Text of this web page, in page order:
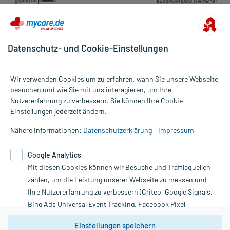
Alle Preise gelten inkl. MwSt., ggf. zzgl. Versandkosten
Informationen auf dieser Website werden ausschließlich für
die Untersuchung und Behandlung durch einen Arzt. Bitte
Therapien eingeleitet werden können. | Diese Webseite benutzt
Google Analytics. Lesen Sie bitte dazu die wichtigen Hinweise in
unserer Datenschutzerklärung. Für den Widerruf einer Bestellung
nutzen Sie das Formular:
Vertrag widerrufen
Datenschutz- und Cookie-Einstellungen
Wir verwenden Cookies um zu erfahren, wann Sie unsere Webseite
besuchen und wie Sie mit uns interagieren, um Ihre
Nutzererfahrung zu verbessern. Sie können Ihre Cookie-
Einstellungen jederzeit ändern.
Nähere Informationen: Datenschutzerklärung Impressum
Google Analytics
Mit diesen Cookies können wir Besuche und Trafficquellen
zählen, um die Leistung unserer Webseite zu messen und
Ihre Nutzererfahrung zu verbessern (Criteo, Google Signals,
Bing Ads Universal Event Tracking, Facebook Pixel,
Youtube-Social Plugin).
Einstellungen speichern